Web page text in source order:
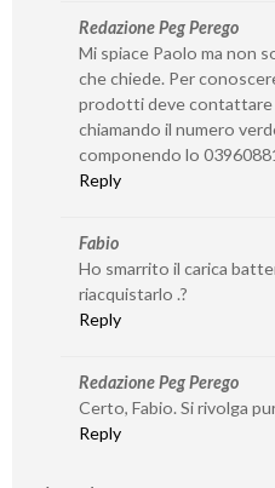
Redazione Peg Perego
Mi spiace Paolo ma non
che chiede. Per
prodotti deve
chiamando il numero
componendo lo
Reply
Fabio
Ho smarrito il carica
riacquistarlo .?
Reply
Redazione Peg Perego
Certo, Fabio. Si rivolga
Reply